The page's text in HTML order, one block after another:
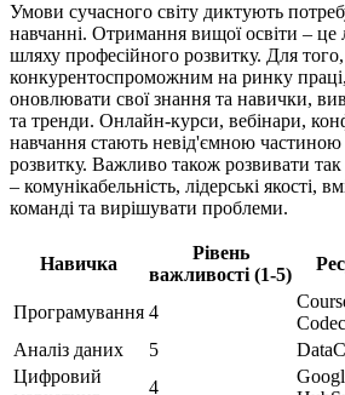
Умови сучасного світу диктують
навчанні. Отримання вищої освіти –
шляху професійного розвитку. Для
конкурентоспроможним на ринку
оновлювати свої знання та навички,
та тренди. Онлайн-курси, вебінари,
навчання стають невід'ємною частиною
розвитку. Важливо також розвивати
– комунікабельність, лідерські якості,
команді та вирішувати проблеми.
Навичка
Рівень
важливості (1-5)
Програмування 4
Аналіз даних
5
Цифровий
4